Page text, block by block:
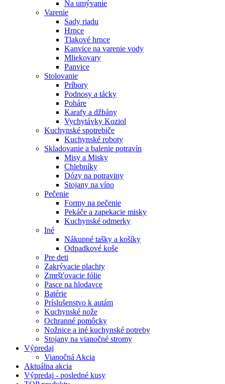
Na umývanie
Varenie
Sady riadu
Hrnce
Tlakové hrnce
Kanvice na varenie vody
Mliekovary
Panvice
Stolovanie
Príbory
Podnosy a tácky
Poháre
Karafy a džbány
Vychytávky Koziol
Kuchynské spotrebiče
Kuchynské roboty
Skladovanie a balenie potravín
Misy a Misky
Chlebníky
Dózy na potraviny
Stojany na víno
Pečenie
Formy na pečenie
Pekáče a zapekacie misky
Kuchynské odmerky
Iné
Nákupné tašky a košíky
Odpadkové koše
Pre deti
Zakrývacie plachty
Zmršťovacie fólie
Pasce na hlodavce
Batérie
Príslušenstvo k autám
Kuchynské nože
Ochranné pomôcky
Nožnice a iné kuchynské potreby
Stojany na vianočné stromy
Výpredaj
Vianočná Akcia
Aktuálna akcia
Výpredaj - posledné kusy